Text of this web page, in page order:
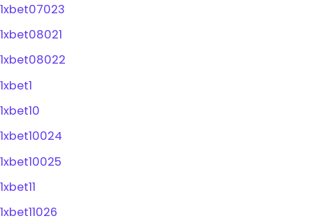
1xbet07023
1xbet08021
1xbet08022
1xbet1
1xbet10
1xbet10024
1xbet10025
1xbet11
1xbet11026